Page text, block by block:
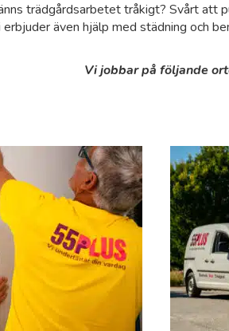
trädgårdsarbetet tråkigt? Svårt att
även hjälp med städning och
Vi jobbar på följande